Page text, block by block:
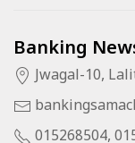
Banking
Jwagal-10,
015268504,